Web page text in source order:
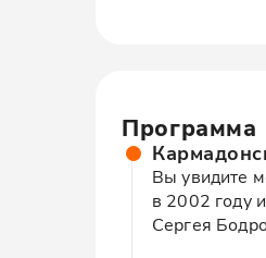
Программа
Вы увидите
в 2002 году
Сергея